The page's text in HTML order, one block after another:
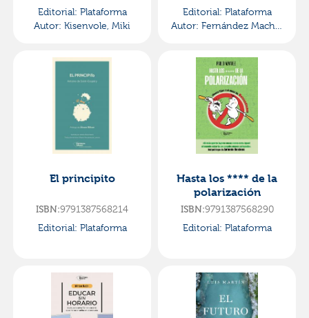
Editorial: Plataforma
Autor: Kisenvole, Miki
Editorial: Plataforma
Autor: Fernández Macho,
El principito
ISBN:9791387568214
Editorial: Plataforma
Hasta los **** de la
polarización
ISBN:9791387568290
Editorial: Plataforma